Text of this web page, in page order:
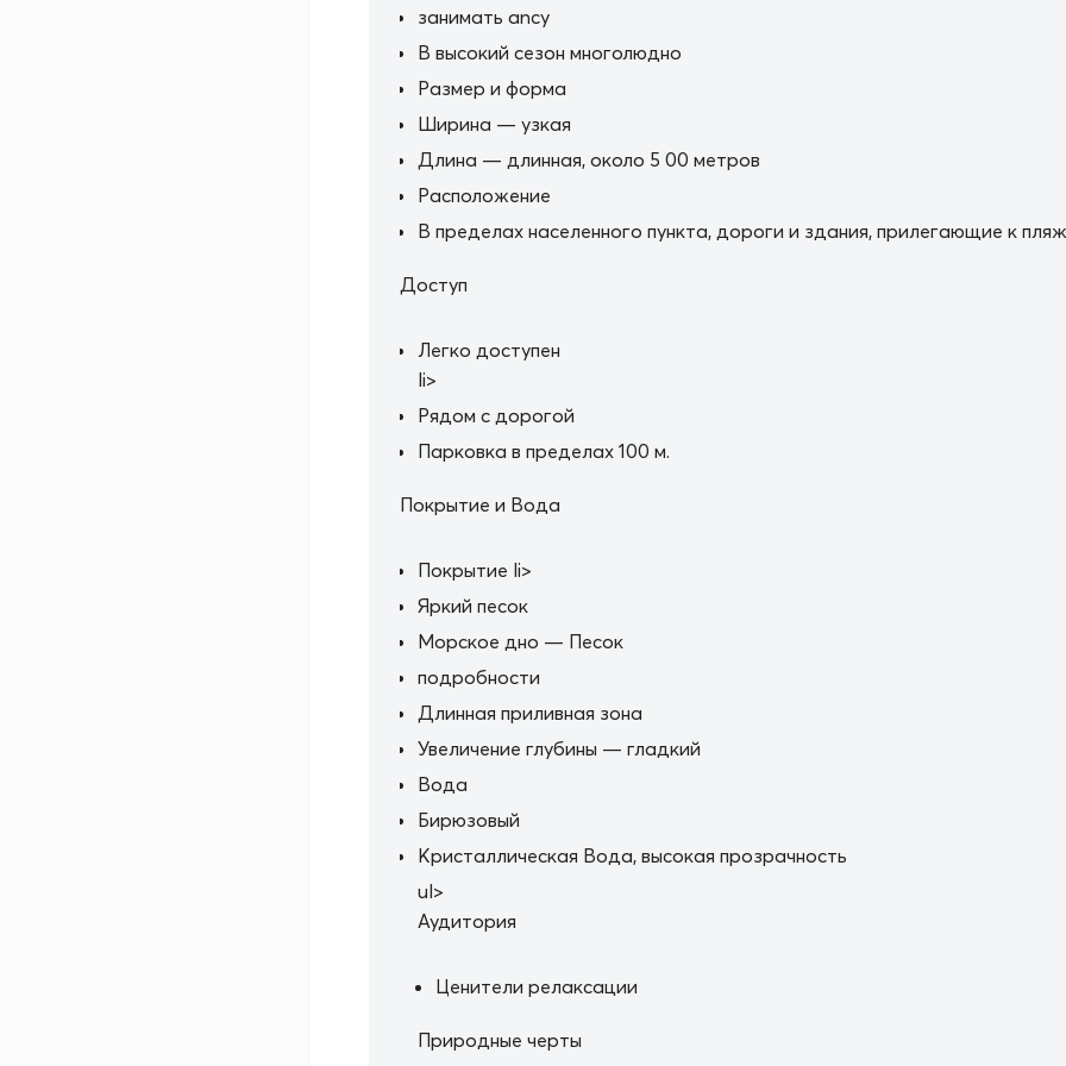
занимать ancy
В высокий сезон многолюдно
Размер и форма
Ширина — узкая
Длина — длинная, около 5 00 метров
Расположение
В пределах населенного пункта, дороги и здания, прилегающие к
Доступ
Легко доступен
li>
Рядом с дорогой
Парковка в пределах 100 м.
Покрытие и Вода
Покрытие li>
Яркий песок
Морское дно — Песок
подробности
Длинная приливная зона
Увеличение глубины — гладкий
Вода
Бирюзовый
Кристаллическая Вода, высокая прозрачность
ul>
Аудитория
Ценители релаксации
Природные черты